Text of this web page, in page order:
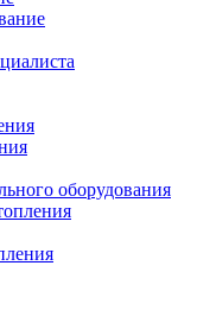
оборудования